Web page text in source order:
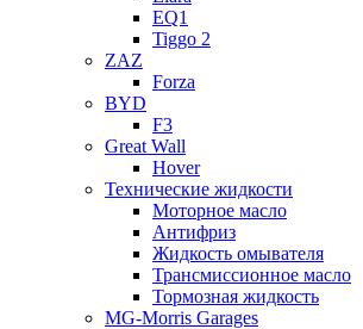
EQ1
Tiggo 2
ZAZ
Forza
BYD
F3
Great Wall
Hover
Технические жидкости
Моторное масло
Антифриз
Жидкость омывателя
Трансмиссионное масло
Тормозная жидкость
MG-Morris Garages